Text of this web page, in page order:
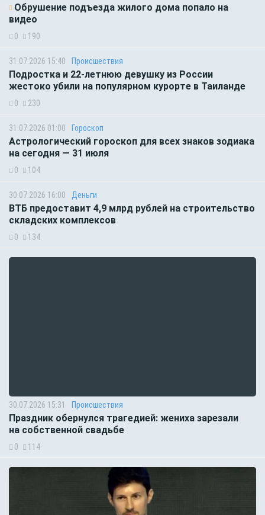
Обрушение подъезда жилого дома попало на
видео
0 190
31.07.2026 15:40 Происшествия
Подростка и 22-летнюю девушку из России
жестоко убили на популярном курорте в Таиланде
0 230
31.07.2026 01:00 Гороскоп
Астрологический гороскоп для всех знаков зодиака
на сегодня — 31 июля
0 104
30.07.2026 16:00 Деньги
ВТБ предоставит 4,9 млрд рублей на строительство
складских комплексов
0 134
30.07.2026 15:31 Происшествия
Праздник обернулся трагедией: жениха зарезали
на собственной свадьбе
0 114